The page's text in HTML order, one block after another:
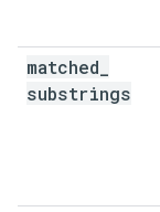
matched
substrings